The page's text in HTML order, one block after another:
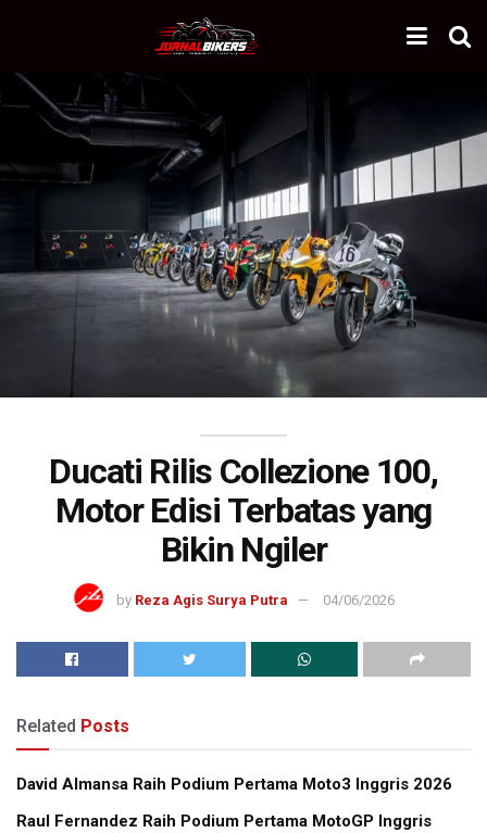
Ducati Rilis Collezione 100,
Motor Edisi Terbatas yang
Bikin Ngiler
by Reza Agis Surya Putra 04/06/2026
Related Posts
David Almansa Raih Podium Pertama Moto3 Inggris 2026
Raul Fernandez Raih Podium Pertama MotoGP Inggris